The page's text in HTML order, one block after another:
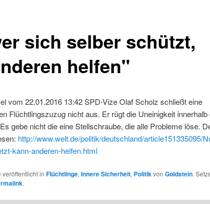
sich selber schützt,
helfen"
vom 22.01.2016 13:42 SPD-Vize Olaf Scholz schließt eine
Flüchtlingszuzug nicht aus. Er rügt die Uneinigkeit innerhalb
gebe nicht die eine Stellschraube, die alle Probleme löse.
http://www.welt.de/politik/deutschland/article151335095/
kann-anderen-helfen.html
veröffentlicht in Flüchtlinge, Innere Sicherheit, Politikvon Goldstein.
.